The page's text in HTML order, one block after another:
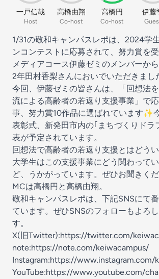
一戸信哉
Host
高橋由翔
Co-host
高橋円
Co-host
伊藤
1/31の敬和キャンパスレポは、2024学
ンコンテストに応募されて、努力賞を
メディアコース伊藤ゼミのメンバーか
2年田村香梨さんにおいでいただきまし
今回、伊藤ゼミの皆さんは、「回想法
流による高齢者の若返り支援事業」で
事、努力賞10作品に選ばれています✨️
表彰式、新発田市内の｢まちづくりドラ
表が予定されています。
回想法で高齢者の若返り支援とはどうい
大学生はこの支援事業にどう関わって
ど、うかがっています。ぜひお聞きくだ
MCは高橋円と高橋由翔。
敬和キャンパスレポは、下記SNSにて
ています。ぜひSNSのフォローもよろ
す。
X(旧Twitter):https://twitter.com/
note:https://note.com/keiwacampus/
Instagram:https://www.instagram.com/
YouTube:https://www.youtube.com/